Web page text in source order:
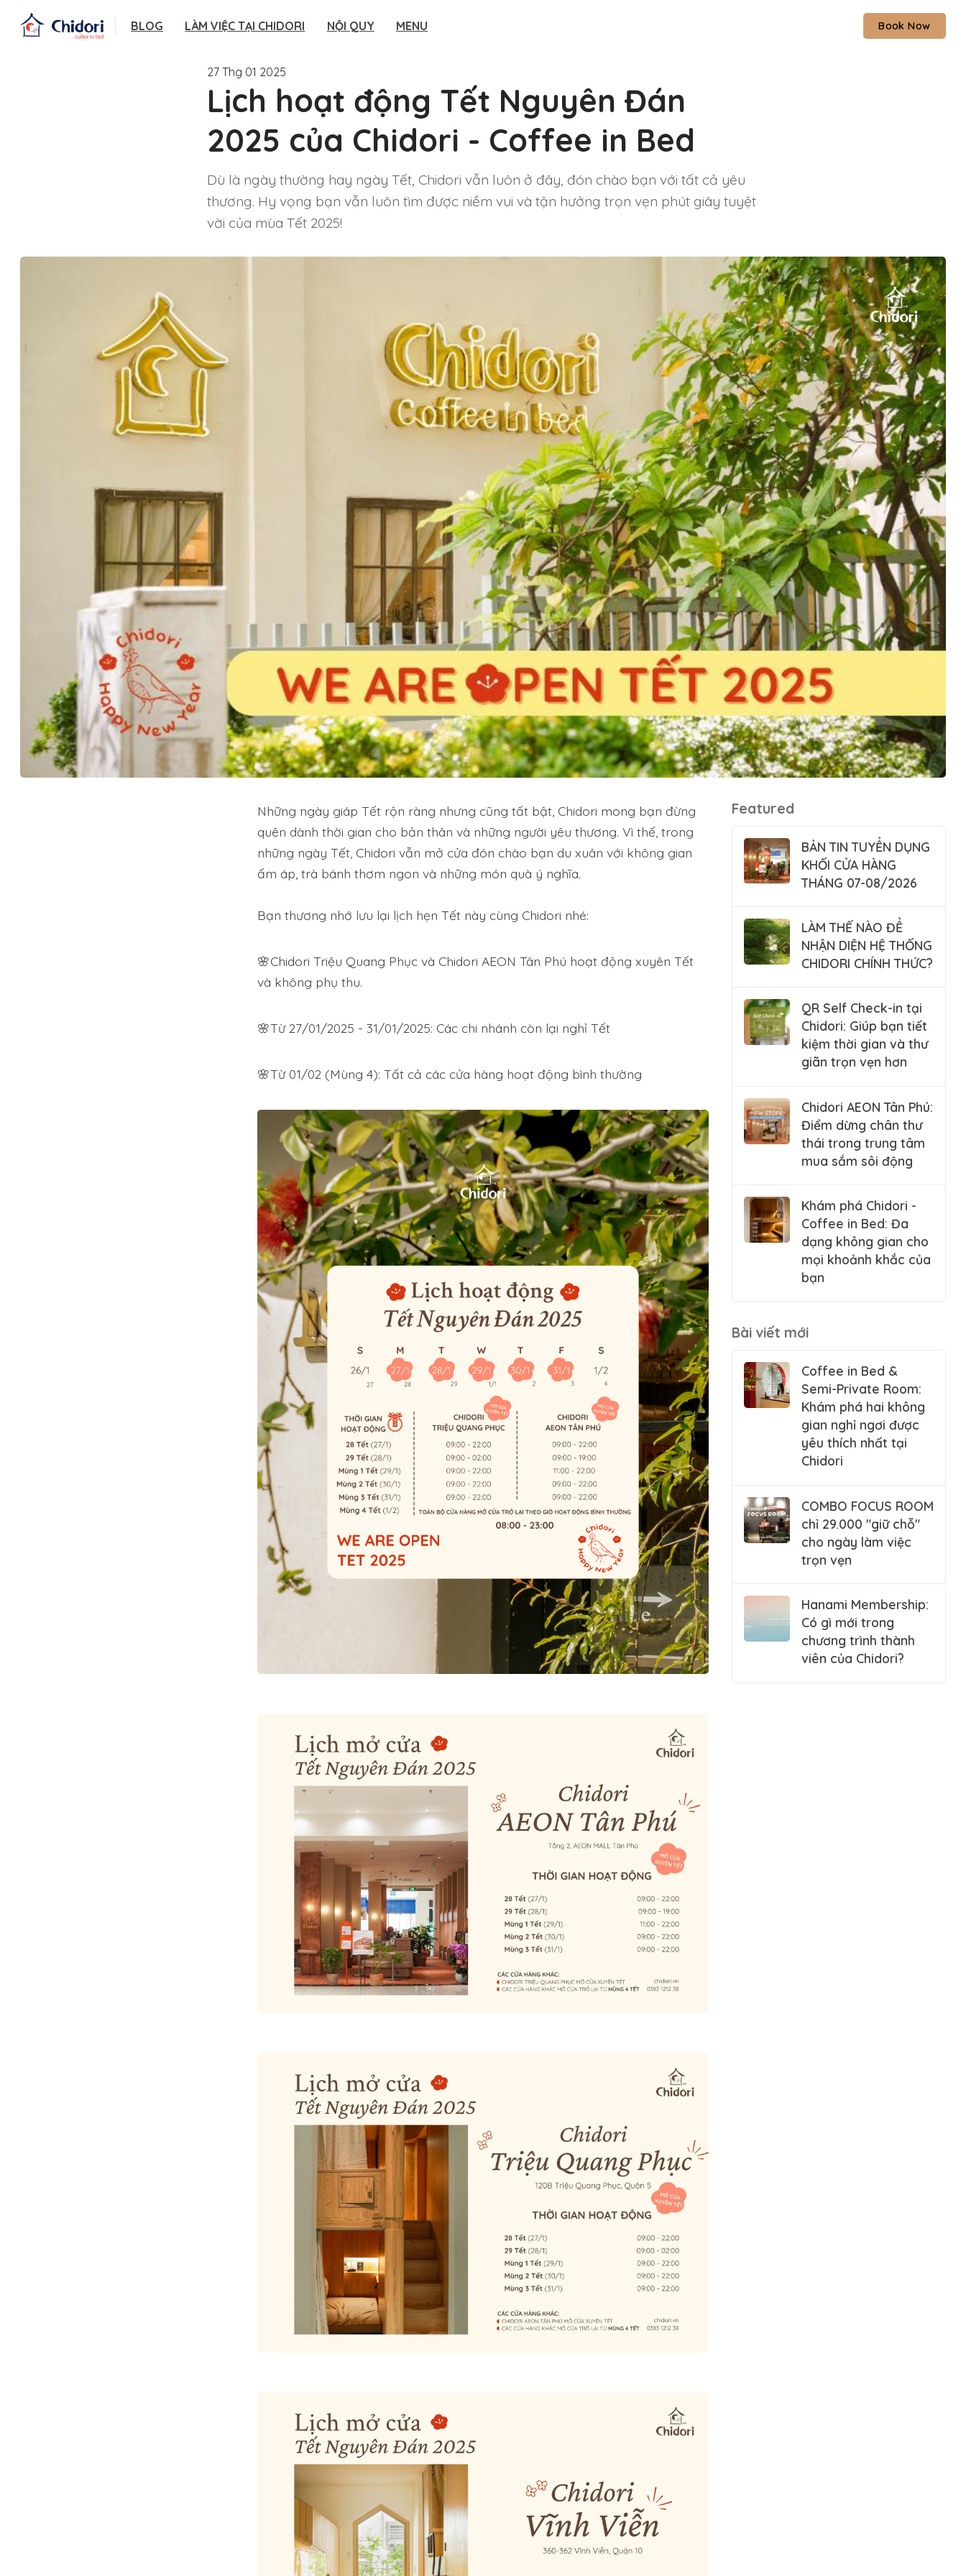
BLOG LÀM VIỆC TẠI CHIDORI NỘI QUY MENU Book Now
27 Thg 01 2025
Lịch hoạt động Tết Nguyên Đán
2025 của Chidori - Coffee in Bed
Dù là ngày thường hay ngày Tết, Chidori vẫn luôn ở đây, đón chào bạn với tất cả yêu
thương. Hy vọng bạn vẫn luôn tìm được niềm vui và tận hưởng trọn vẹn phút giây tuyệt
vời của mùa Tết 2025!
Những ngày giáp Tết rộn ràng nhưng cũng tất bật, Chidori mong bạn đừng
quên dành thời gian cho bản thân và những người yêu thương. Vì thế, trong
những ngày Tết, Chidori vẫn mở cửa đón chào bạn du xuân với không gian
ấm áp, trà bánh thơm ngon và những món quà ý nghĩa.
Bạn thương nhớ lưu lại lịch hẹn Tết này cùng Chidori nhé:
🌸Chidori Triệu Quang Phục và Chidori AEON Tân Phú hoạt động xuyên Tết
và không phụ thu.
🌸Từ 27/01/2025 - 31/01/2025: Các chi nhánh còn lại nghỉ Tết
🌸Từ 01/02 (Mùng 4): Tất cả các cửa hàng hoạt động bình thường
Featured
BẢN TIN TUYỂN DỤNG
KHỐI CỬA HÀNG
THÁNG 07-08/2026
LÀM THẾ NÀO ĐỂ
NHẬN DIỆN HỆ THỐNG
CHIDORI CHÍNH THỨC?
QR Self Check-in tại
Chidori: Giúp bạn tiết
kiệm thời gian và thư
giãn trọn vẹn hơn
Chidori AEON Tân Phú:
Điểm dừng chân thư
thái trong trung tâm
mua sắm sôi động
Khám phá Chidori -
Coffee in Bed: Đa
dạng không gian cho
mọi khoảnh khắc của
bạn
Bài viết mới
Coffee in Bed &
Semi-Private Room:
Khám phá hai không
gian nghỉ ngơi được
yêu thích nhất tại
Chidori
COMBO FOCUS ROOM
chỉ 29.000 "giữ chỗ"
cho ngày làm việc
trọn vẹn
Hanami Membership:
Có gì mới trong
chương trình thành
viên của Chidori?